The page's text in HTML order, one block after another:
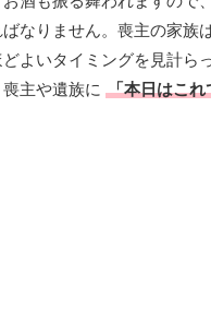
ばなりません。喪主の家族
どよいタイミングを見計ら
主や遺族に 「本日はこれ